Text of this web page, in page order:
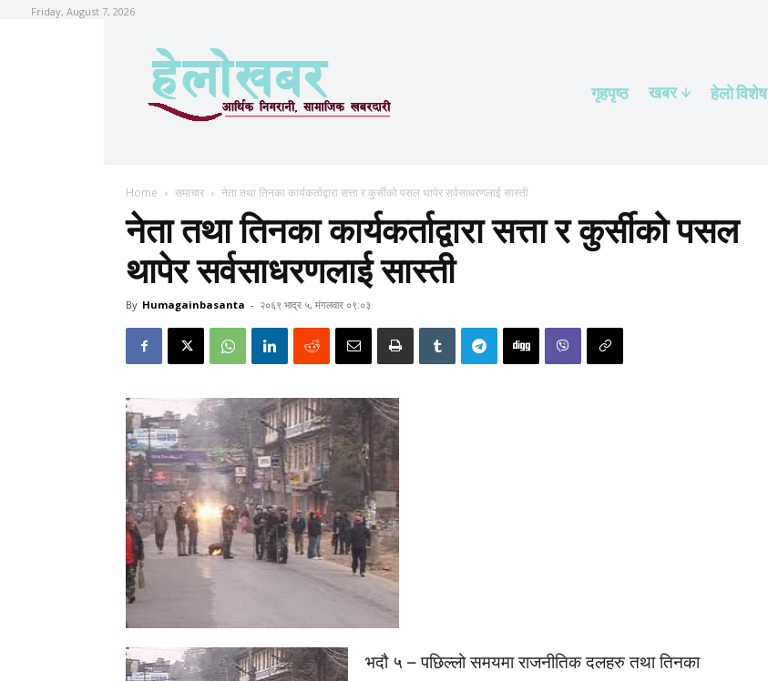
Friday, August 7, 2026
गृहपृष्ठ खबर हेलाे विशेष
Home समाचार नेता तथा तिनका कार्यकर्ताद्वारा सत्ता र कुर्सीको पसल थापेर सर्वसाधरणलाई सास्ती
नेता तथा तिनका कार्यकर्ताद्वारा सत्ता र कुर्सीको पसल
थापेर सर्वसाधरणलाई सास्ती
By Humagainbasanta - २०६९ भाद्र ५, मंगलवार ०९:०३
भदौ ५ – पछिल्लो समयमा राजनीतिक दलहरु तथा तिनका